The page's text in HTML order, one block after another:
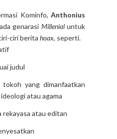
Kominfo, Anthonius
genarasi Millenialuntuk
ciri berita hoax, seperti.
judul
yang dimanfaatkan
atau agama
atau editan